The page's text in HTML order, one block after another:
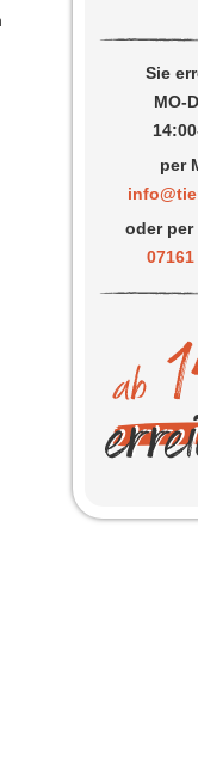
Sie
MO-
per
oder per